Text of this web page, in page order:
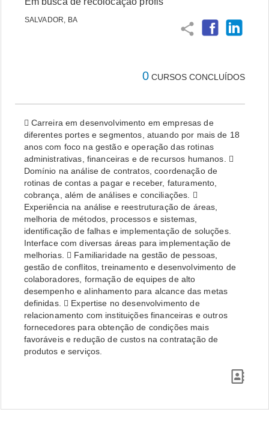
SALVADOR, BA
share
0 CURSOS CONCLUÍDOS
 Carreira em desenvolvimento em empresas de
diferentes portes e segmentos, atuando por mais de 18
anos com foco na gestão e operação das rotinas
administrativas, financeiras e de recursos humanos. 
Domínio na análise de contratos, coordenação de
rotinas de contas a pagar e receber, faturamento,
cobrança, além de análises e conciliações. 
Experiência na análise e reestruturação de áreas,
melhoria de métodos, processos e sistemas,
identificação de falhas e implementação de soluções.
Interface com diversas áreas para implementação de
melhorias.  Familiaridade na gestão de pessoas,
gestão de conflitos, treinamento e desenvolvimento de
colaboradores, formação de equipes de alto
desempenho e alinhamento para alcance das metas
definidas.  Expertise no desenvolvimento de
relacionamento com instituições financeiras e outros
fornecedores para obtenção de condições mais
favoráveis e redução de custos na contratação de
produtos e serviços.